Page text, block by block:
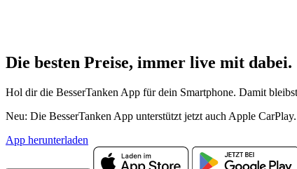
Die besten Preise, immer live mit dabei.
Hol dir die BesserTanken App für dein Smartphone. Damit
Neu: Die BesserTanken App unterstützt jetzt auch Apple CarPlay.
App herunterladen